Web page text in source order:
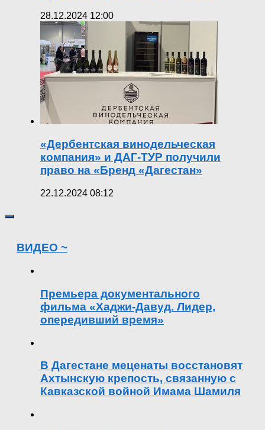
28.12.2024 12:00
«Дербентская винодельческая
компания» и ДАГ-ТУР получили
право на «Бренд «Дагестан»
22.12.2024 08:12
ВИДЕО ~
Премьера документального
фильма «Хаджи-Давуд. Лидер,
опередивший время»
В Дагестане меценаты восстановят
Ахтынскую крепость, связанную с
Кавказской войной Имама Шамиля